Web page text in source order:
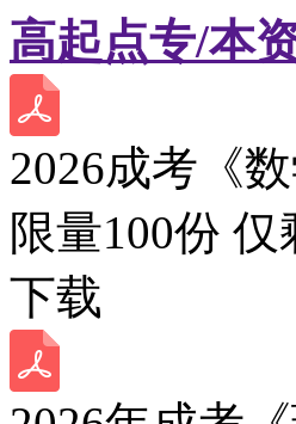
高起点专/本
2026成考《
限量100份 仅
下载